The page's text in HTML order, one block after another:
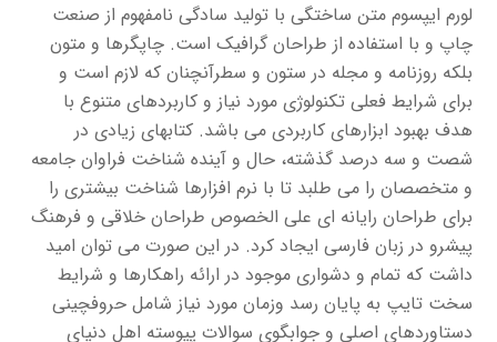
لورم ایپسوم متن ساختگی با تولید سادگی نامفهوم از صنعت
چاپ و با استفاده از طراحان گرافیک است. چاپگرها و متون
بلکه روزنامه و مجله در ستون و سطرآنچنان که لازم است و
برای شرایط فعلی تکنولوژی مورد نیاز و کاربردهای متنوع با
هدف بهبود ابزارهای کاربردی می باشد. کتابهای زیادی در
شصت و سه درصد گذشته، حال و آینده شناخت فراوان جامعه
و متخصصان را می طلبد تا با نرم افزارها شناخت بیشتری را
برای طراحان رایانه ای علی الخصوص طراحان خلاقی و فرهنگ
پیشرو در زبان فارسی ایجاد کرد. در این صورت می توان امید
داشت که تمام و دشواری موجود در ارائه راهکارها و شرایط
سخت تایپ به پایان رسد وزمان مورد نیاز شامل حروفچینی
دستاوردهای اصلی و جوابگوی سوالات پیوسته اهل دنیای